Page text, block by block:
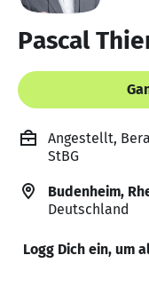
Pascal
Angestellt,
StBG
Budenheim,
Deutschland
Logg Dich ein, um